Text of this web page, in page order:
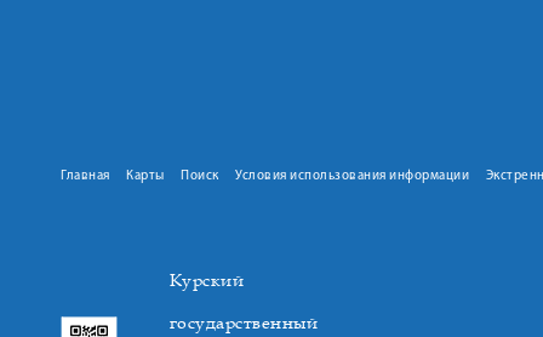
Главная Карты Поиск Условия использования информации
Курский
государственный